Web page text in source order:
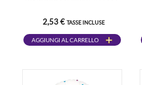
2,53 € TASSE INCLUSE
AGGIUNGI AL CARRELLO